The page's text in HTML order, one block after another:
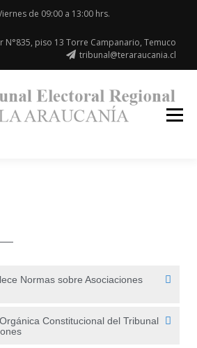
de 09:00 a 13:00 hrs.
N°835, piso 13 Torre Campanario, Temuco
tribunal@teraraucania.cl
Normas sobre Asociaciones
Constitucional del Tribunal